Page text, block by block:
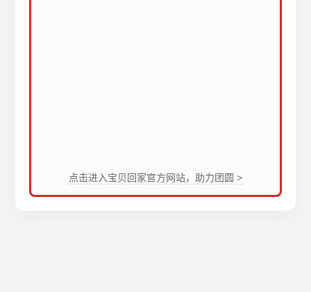
点击进入宝贝回家官方网站，助力团圆 >